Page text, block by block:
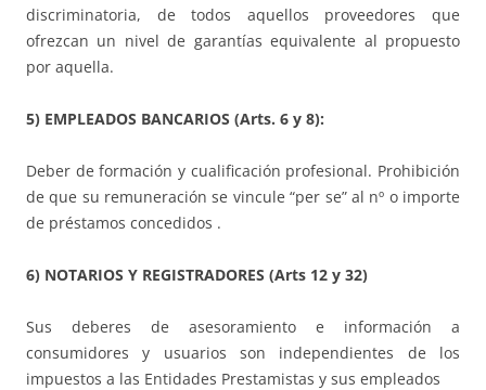
discriminatoria, de todos aquellos proveedores que
ofrezcan un nivel de garantías equivalente al propuesto
por aquella.
5) EMPLEADOS BANCARIOS (Arts. 6 y 8):
Deber de formación y cualificación profesional. Prohibición
de que su remuneración se vincule “per se” al nº o importe
de préstamos concedidos .
6) NOTARIOS Y REGISTRADORES (Arts 12 y 32)
Sus deberes de asesoramiento e información a
consumidores y usuarios son independientes de los
impuestos a las Entidades Prestamistas y sus empleados